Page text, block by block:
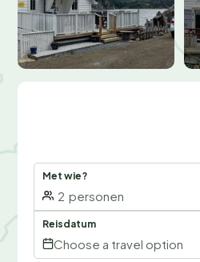
Met wie?
2 personen
Reisdatum
Choose a travel option